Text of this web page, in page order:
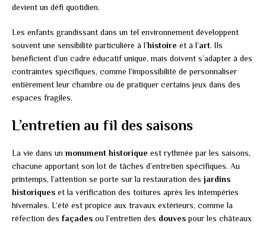
devient un défi quotidien.
Les enfants grandissant dans un tel environnement développent
souvent une sensibilité particulière à l’histoire et à l’art. Ils
bénéficient d’un cadre éducatif unique, mais doivent s’adapter à des
contraintes spécifiques, comme l’impossibilité de personnaliser
entièrement leur chambre ou de pratiquer certains jeux dans des
espaces fragiles.
L’entretien au fil des saisons
La vie dans un monument historique est rythmée par les saisons,
chacune apportant son lot de tâches d’entretien spécifiques. Au
printemps, l’attention se porte sur la restauration des jardins
historiques et la vérification des toitures après les intempéries
hivernales. L’été est propice aux travaux extérieurs, comme la
réfection des façades ou l’entretien des douvespour les châteaux